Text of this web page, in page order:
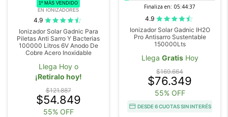
1º MÁS VENDIDO
EN IONIZADORES
4.9
Ionizador Solar Gadnic Para
Piletas Anti Sarro Y Bacterias
100000 Litros 6V Anodo De
Cobre Acero Inoxidable
Llega Hoy o
¡Retiralo hoy!
$121.887
$54.849
55% OFF
Finaliza en: 05:44:37
4.9
Ionizador Solar Gadnic IH2O
Pro Antisarro Sustentable
150000Lts
Llega GratisHoy
$169.664
$76.349
55% OFF
DESDE 6 CUOTAS SIN INTERÉS